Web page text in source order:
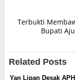
Terbukti
Bupati
Related Posts
Yan Lipan Desak